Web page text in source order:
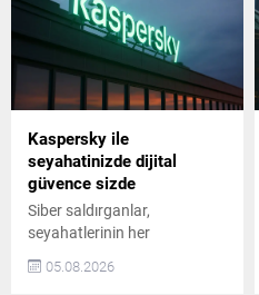
Kaspersky ile
seyahatinizde dijital
güvence sizde
Siber saldırganlar,
seyahatlerinin her
platformlara giderek daha
05.08.2026